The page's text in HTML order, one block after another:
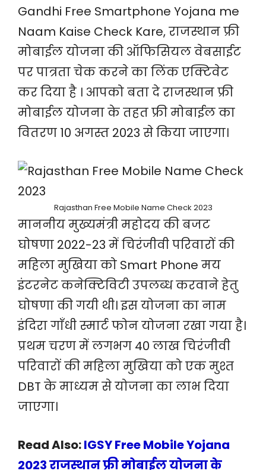
Gandhi Free Smartphone Yojana me
Naam Kaise Check Kare, राजस्थान फ्री
मोबाईल योजना की ऑफिसियल वेबसाईट
पर पात्रता चेक करने का लिंक एक्टिवेट
कर दिया है । आपको बता दे राजस्थान फ्री
मोबाईल योजना के तहत फ्री मोबाईल का
वितरण 10 अगस्त 2023 से किया जाएगा।
Rajasthan Free Mobile Name Check 2023
माननीय मुख्यमंत्री महोदय की बजट
घोषणा 2022-23 में चिरंजीवी परिवारों की
महिला मुखिया को Smart Phone मय
इंटरनेट कनेक्टिविटी उपलब्ध करवाने हेतु
घोषणा की गयी थी। इस योजना का नाम
इंदिरा गाँधी स्मार्ट फोन योजना रखा गया है।
प्रथम चरण में लगभग 40 लाख चिरंजीवी
परिवारों की महिला मुखिया को एक मुश्त
DBT के माध्यम से योजना का लाभ दिया
जाएगा।
Read Also:IGSY Free Mobile Yojana
2023 राजस्थान फ्री मोबाईल योजना के